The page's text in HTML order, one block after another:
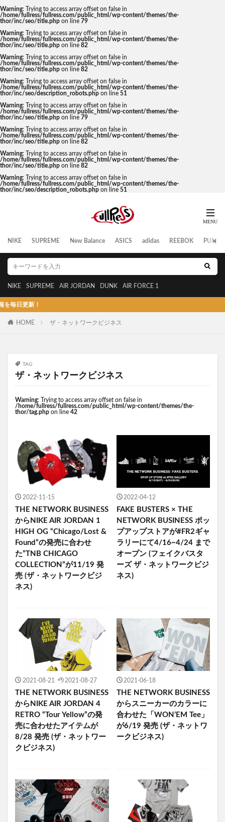
Warning: Trying to access array offset on false in
/home/fullress/fullress.com/public_html/wp-content/themes/the-
thor/inc/seo/title.php on line 79
Warning: Trying to access array offset on false in
/home/fullress/fullress.com/public_html/wp-content/themes/the-
thor/inc/seo/title.php on line 82
Warning: Trying to access array offset on false in
/home/fullress/fullress.com/public_html/wp-content/themes/the-
thor/inc/seo/title.php on line 82
Warning: Trying to access array offset on false in
/home/fullress/fullress.com/public_html/wp-content/themes/the-
thor/inc/seo/description_robots.php on line 51
Warning: Trying to access array offset on false in
/home/fullress/fullress.com/public_html/wp-content/themes/the-
thor/inc/seo/title.php on line 79
Warning: Trying to access array offset on false in
/home/fullress/fullress.com/public_html/wp-content/themes/the-
thor/inc/seo/title.php on line 82
Warning: Trying to access array offset on false in
/home/fullress/fullress.com/public_html/wp-content/themes/the-
thor/inc/seo/title.php on line 82
Warning: Trying to access array offset on false in
/home/fullress/fullress.com/public_html/wp-content/themes/the-
thor/inc/seo/description_robots.php on line 51
NIKE SUPREME New Balance ASICS adidas REEBOK PUMA
NIKE SUPREME AIR JORDAN DUNK AIR FORCE 1
新！
HOME ザ・ネットワークビジネス
TAG
ザ・ネットワークビジネス
Warning: Trying to access array offset on false in
/home/fullress/fullress.com/public_html/wp-content/themes/the-
thor/tag.php on line 42
2022-11-15
THE NETWORK BUSINESS
からNIKE AIR JORDAN 1
HIGH OG “Chicago/Lost &
Found”の発売に合わせ
た”TNB CHICAGO
COLLECTION”が11/19 発
売 (ザ・ネットワークビジ
ネス)
2022-04-12
FAKE BUSTERS × THE
NETWORK BUSINESS ポッ
プアップストアが#FR2ギャ
ラリーにて4/16~4/24 まで
オープン (フェイクバスタ
ーズ ザ・ネットワークビジ
ネス)
2021-08-21 2021-08-27
THE NETWORK BUSINESS
からNIKE AIR JORDAN 4
RETRO “Tour Yellow”の発
売に合わせたアイテムが
8/28 発売 (ザ・ネットワー
クビジネス)
2021-06-18
THE NETWORK BUSINESS
からスニーカーのカラーに
合わせた「WON’EM Tee」
が6/19 発売 (ザ・ネットワ
ークビジネス)